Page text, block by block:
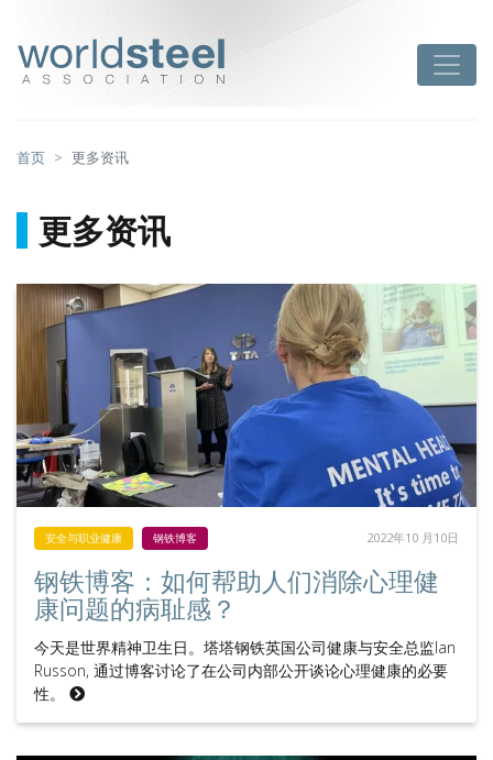
首页 更多资讯
更多资讯
安全与职业健康 钢铁博客 2022年10 月10日
钢铁博客：如何帮助人们消除心理健
康问题的病耻感？
今天是世界精神卫生日。塔塔钢铁英国公司健康与安全总监Ian
Russon, 通过博客讨论了在公司内部公开谈论心理健康的必要
性。